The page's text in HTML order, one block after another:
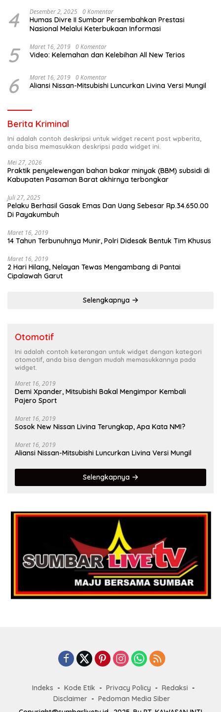
4 Desember 2, 2025 0 Komentar
Humas Divre II Sumbar Persembahkan Prestasi
Nasional Melalui Keterbukaan Informasi
5 Maret 16, 2019 0 Komentar
Video: Kelemahan dan Kelebihan All New Terios
6 Maret 16, 2019 0 Komentar
Aliansi Nissan-Mitsubishi Luncurkan Livina Versi Mungil
Berita Kriminal
Ini adalah contoh deskripsi untuk widget recent post wpberita,
anda bisa memasukkan deskripsi pada widget ini.
Mei 27, 2026
Praktik penyelewengan bahan bakar minyak (BBM) subsidi di
Kabupaten Pasaman Barat akhirnya terbongkar
Juli 27, 2025
Pelaku Berhasil Gasak Emas Dan Uang Sebesar Rp.34.650.00
Di Payakumbuh
Maret 16, 2019
14 Tahun Terbunuhnya Munir, Polri Didesak Bentuk Tim Khusus
Maret 16, 2019
2 Hari Hilang, Nelayan Tewas Mengambang di Pantai
Cipalawah Garut
Selengkapnya
Otomotif
Ini adalah contoh keterangan untuk widget dengan kategori
otomotif, anda bisa dengan mudah memasukkannya pada
widget.
Maret 16, 2019
Demi Xpander, Mitsubishi Bakal Mengimpor Kembali
Pajero Sport
Maret 16, 2019
Sosok New Nissan Livina Terungkap, Apa Kata NMI?
Maret 16, 2019
Aliansi Nissan-Mitsubishi Luncurkan Livina Versi Mungil
Selengkapnya
Indeks Kode Etik Privacy Policy
Redaksi
Disclaimer
Pedoman Media Siber